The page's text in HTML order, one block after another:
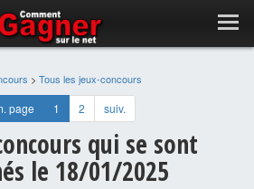
> Tous les jeux-concours
page 1 2 suiv.
qui se sont
le 18/01/2025